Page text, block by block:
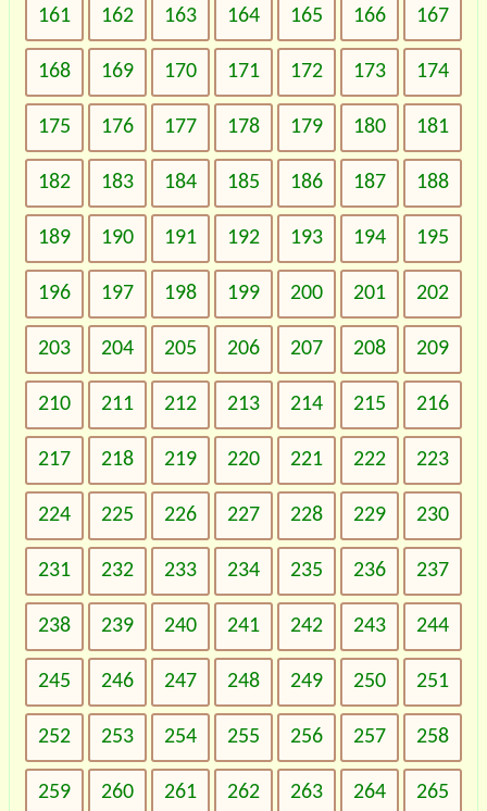
161 162 163 164 165 166 167
168 169 170 171 172 173 174
175 176 177 178 179 180 181
182 183 184 185 186 187 188
189 190 191 192 193 194 195
196 197 198 199 200 201 202
203 204 205 206 207 208 209
210 211 212 213 214 215 216
217 218 219 220 221 222 223
224 225 226 227 228 229 230
231 232 233 234 235 236 237
238 239 240 241 242 243 244
245 246 247 248 249 250 251
252 253 254 255 256 257 258
259 260 261 262 263 264 265